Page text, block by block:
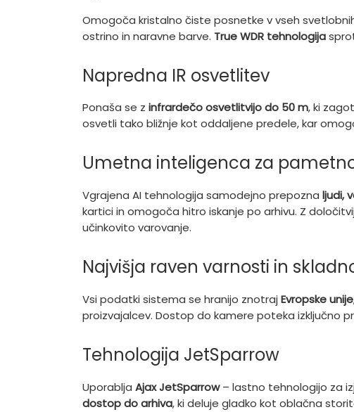
Omogoča kristalno čiste posnetke v vseh
ostrino in naravne barve. True WDR tehnologija
Napredna IR osvetlitev
Ponaša se z infrardečo osvetlitvijo do 50 m, ki
osvetli tako bližnje kot oddaljene predele, kar
Umetna inteligenca za
Vgrajena AI tehnologija samodejno prepozna ljudi,
kartici in omogoča hitro iskanje po arhivu. Z
učinkovito varovanje.
Najvišja raven varnosti in
Vsi podatki sistema se hranijo znotraj Evropske unije
proizvajalcev. Dostop do kamere poteka izključno
Tehnologija JetSparrow
Uporablja Ajax JetSparrow– lastno tehnologijo za
dostop do arhiva, ki deluje gladko kot oblačna